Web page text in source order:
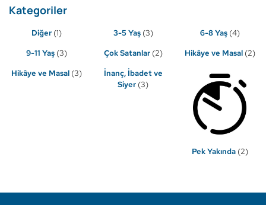
Kategoriler
Diğer (1) 3-5 Yaş (3) 6-8 Yaş (4)
9-11 Yaş (3) Çok Satanlar (2) Hikâye ve Masal (2)
Hikâye ve Masal (3)
İnanç, İbadet ve
Siyer (3)
Pek Yakında (2)